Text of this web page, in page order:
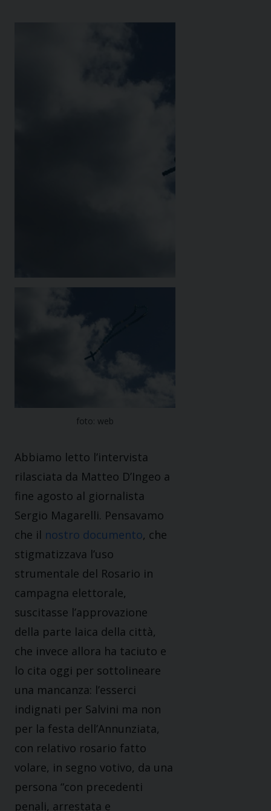
foto: web
Abbiamo letto l’intervista
rilasciata da Matteo D’Ingeo a
fine agosto al giornalista
Sergio Magarelli. Pensavamo
che il nostro documento, che
stigmatizzava l’uso
strumentale del Rosario in
campagna elettorale,
suscitasse l’approvazione
della parte laica della città,
che invece allora ha taciuto e
lo cita oggi per sottolineare
una mancanza: l’esserci
indignati per Salvini ma non
per la festa dell’Annunziata,
con relativo rosario fatto
volare, in segno votivo, da una
persona “con precedenti
penali, arrestata e